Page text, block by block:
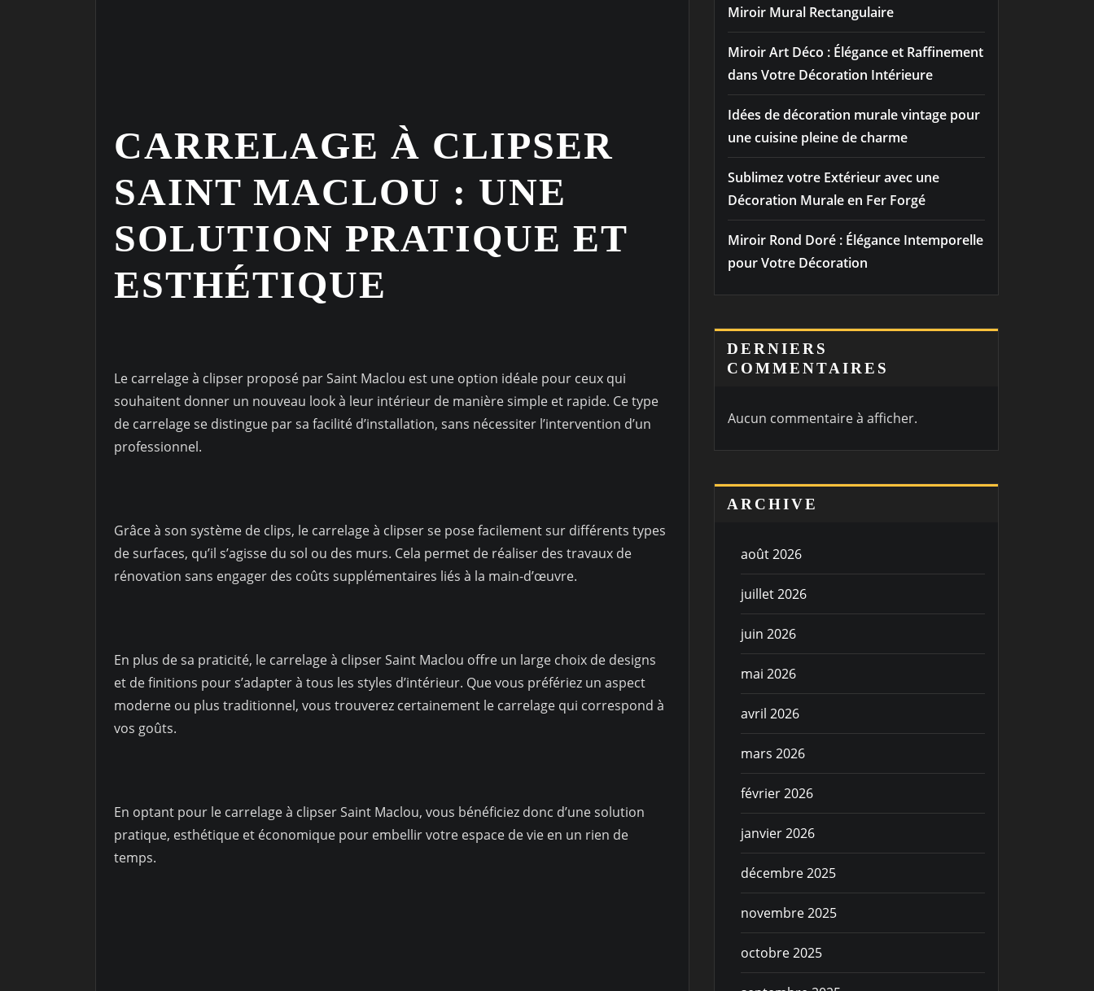
CARRELAGE À CLIPSER
SAINT MACLOU : UNE
SOLUTION PRATIQUE ET
ESTHÉTIQUE
Le carrelage à clipser proposé par Saint Maclou est une option idéale pour ceux qui
souhaitent donner un nouveau look à leur intérieur de manière simple et rapide. Ce type
de carrelage se distingue par sa facilité d’installation, sans nécessiter l’intervention d’un
professionnel.
Grâce à son système de clips, le carrelage à clipser se pose facilement sur différents types
de surfaces, qu’il s’agisse du sol ou des murs. Cela permet de réaliser des travaux de
rénovation sans engager des coûts supplémentaires liés à la main-d’œuvre.
En plus de sa praticité, le carrelage à clipser Saint Maclou offre un large choix de designs
et de finitions pour s’adapter à tous les styles d’intérieur. Que vous préfériez un aspect
moderne ou plus traditionnel, vous trouverez certainement le carrelage qui correspond à
vos goûts.
En optant pour le carrelage à clipser Saint Maclou, vous bénéficiez donc d’une solution
pratique, esthétique et économique pour embellir votre espace de vie en un rien de
temps.
Miroir Mural Rectangulaire
Miroir Art Déco : Élégance et Raffinement
dans Votre Décoration Intérieure
Idées de décoration murale vintage pour
une cuisine pleine de charme
Sublimez votre Extérieur avec une
Décoration Murale en Fer Forgé
Miroir Rond Doré : Élégance Intemporelle
pour Votre Décoration
DERNIERS
COMMENTAIRES
Aucun commentaire à afficher.
ARCHIVE
août 2026
juillet 2026
juin 2026
mai 2026
avril 2026
mars 2026
février 2026
janvier 2026
décembre 2025
novembre 2025
octobre 2025